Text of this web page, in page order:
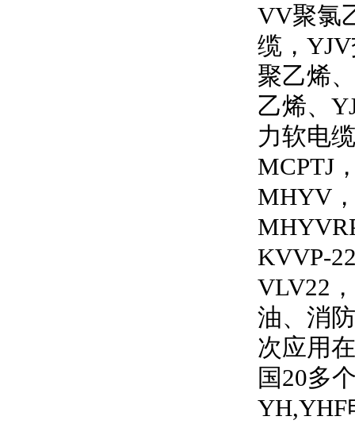
VV聚氯
缆， YJV
聚乙烯、
乙烯、
力软电
MCPTJ
MHYV
KVVP-
VLV22 ，
油、消
次应用
国20多
YH,YHF